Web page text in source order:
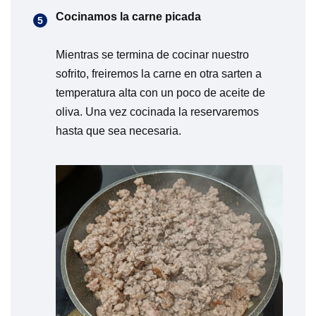
Cocinamos la carne picada
Mientras se termina de cocinar nuestro
sofrito, freiremos la carne en otra sarten a
temperatura alta con un poco de aceite de
oliva. Una vez cocinada la reservaremos
hasta que sea necesaria.